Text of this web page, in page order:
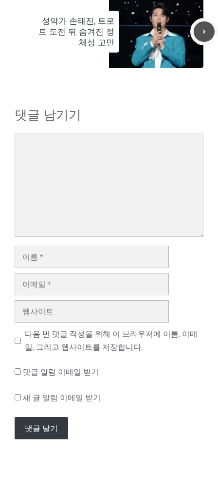
성악가 손태진, 트로
트 도전 뒤 숨겨진 정
체성 고민
댓글 남기기
트
다음 번 댓글 작성을 위해 이 브라우저에 이름, 이메
일, 그리고 웹사이트를 저장합니다.
댓글 알림 이메일 받기
새 글 알림 이메일 받기